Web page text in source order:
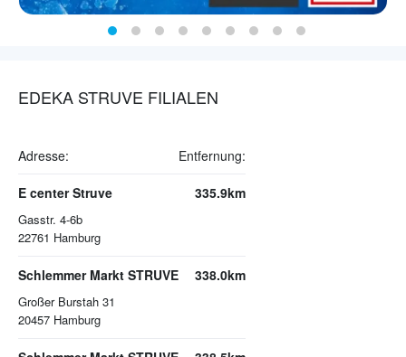
EDEKA STRUVE FILIALEN
Adresse: Entfernung:
E center Struve
Gasstr. 4-6b
22761 Hamburg
335.9km
Schlemmer Markt STRUVE
Großer Burstah 31
20457 Hamburg
338.0km